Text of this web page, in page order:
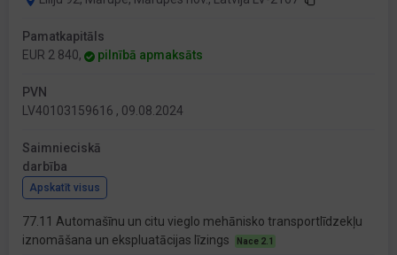
Pamatkapitāls
EUR 2 840,
pilnībā apmaksāts
PVN
LV40103159616 , 09.08.2024
Saimnieciskā
darbība
Apskatīt visus
77.11 Automašīnu un citu vieglo mehānisko transportlīdzekļu
iznomāšana un ekspluatācijas līzings
Nace 2.1